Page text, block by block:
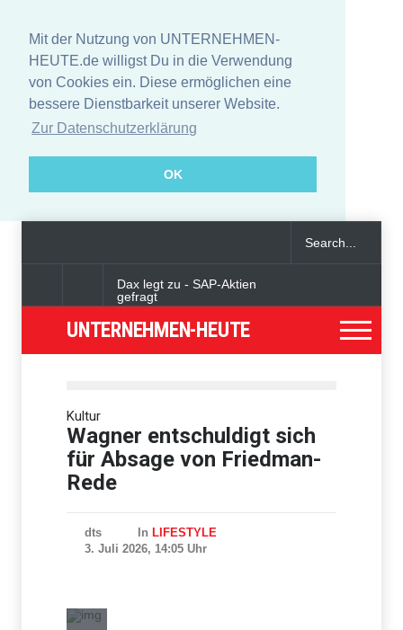
Mit der Nutzung von UNTERNEHMEN-
HEUTE.de willigst Du in die Verwendung
von Cookies ein. Diese ermöglichen eine
bessere Dienstbarkeit unserer Website.
Zur Datenschutzerklärung
OK
Dax legt zu - SAP-Aktien
gefragt
Angeklagter wegen Auto-
Star-Professor
Einstellungsregeln
UNTERNEHMEN-HEUTE
Kultur
Wagner entschuldigt sich
für Absage von Friedman-
Rede
dts In LIFESTYLE
3. Juli 2026, 14:05 Uhr